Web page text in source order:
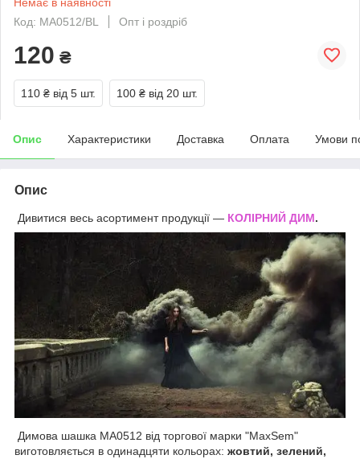
Код: MA0512/BL
Опт і роздріб
120 ₴
110 ₴ від 5 шт. 100 ₴ від 20 шт.
Опис Характеристики Доставка Оплата Умови
Опис
Дивитися весь асортимент продукції — КОЛІРНИЙ ДИМ.
Димова шашка MA0512 від торгової марки "MaxSem"
виготовляється в одинадцяти кольорах: жовтий, зелений,